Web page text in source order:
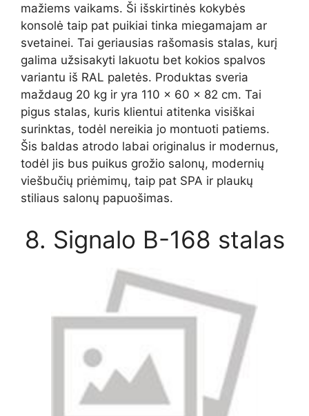
mažiems vaikams. Ši išskirtinės kokybės
konsolė taip pat puikiai tinka miegamajam ar
svetainei. Tai geriausias rašomasis stalas, kurį
galima užsisakyti lakuotu bet kokios spalvos
variantu iš RAL paletės. Produktas sveria
maždaug 20 kg ir yra 110 × 60 x 82 cm. Tai
pigus stalas, kuris klientui atitenka visiškai
surinktas, todėl nereikia jo montuoti patiems.
Šis baldas atrodo labai originalus ir modernus,
todėl jis bus puikus grožio salonų, modernių
viešbučių priėmimų, taip pat SPA ir plaukų
stiliaus salonų papuošimas.
8. Signalo B-168 stalas